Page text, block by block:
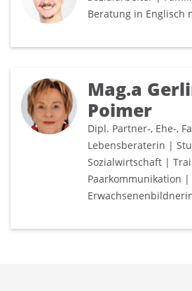
Beratung in Englisch
Mag.a
Poimer
Dipl. Partner-, Ehe-,
Lebensberaterin |
Sozialwirtschaft |
Paarkommunikation |